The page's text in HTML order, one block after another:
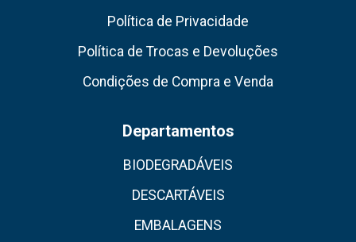
Política de Privacidade
Política de Trocas e Devoluções
Condições de Compra e Venda
Departamentos
BIODEGRADÁVEIS
DESCARTÁVEIS
EMBALAGENS